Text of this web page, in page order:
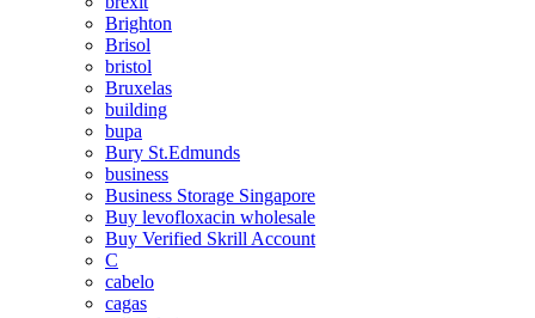
Brighton
Brisol
bristol
Bruxelas
building
bupa
Bury St.Edmunds
business
Business Storage Singapore
Buy levofloxacin wholesale
Buy Verified Skrill Account
C
cabelo
cagas